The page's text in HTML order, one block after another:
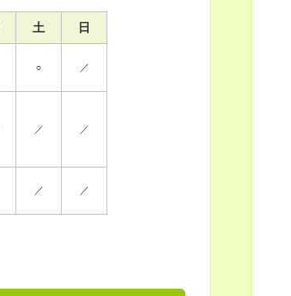
土 日
○ ／
／ ／
／ ／